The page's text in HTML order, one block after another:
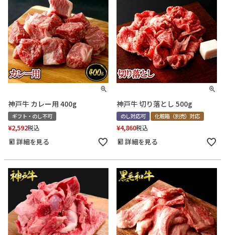
神戸牛 カレー用 400g
ギフト・のし不可
¥2,592税込
詳細を見る
神戸牛 切り落とし 500g
のし対応可 化粧箱（別売）対応
¥4,860税込
詳細を見る